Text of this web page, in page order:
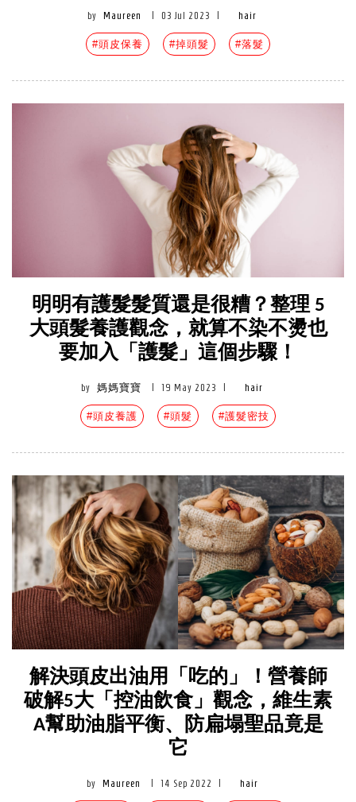
by Maureen 03 Jul 2023 hair
#頭皮保養 #掉頭髮 #落髮
明明有護髮髮質還是很糟？整理 5
大頭髮養護觀念，就算不染不燙也
要加入「護髮」這個步驟！
by 媽媽寶寶 19 May 2023 hair
#頭皮養護 #頭髮 #護髮密技
解決頭皮出油用「吃的」！營養師
破解5大「控油飲食」觀念，維生素
A幫助油脂平衡、防扁塌聖品竟是
它
by Maureen 14 Sep 2022 hair